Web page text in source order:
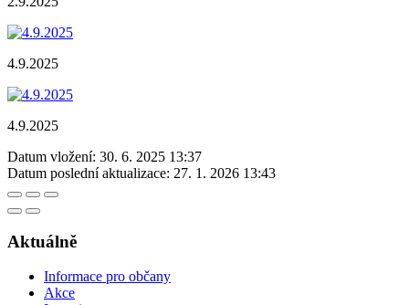
4.9.2025
4.9.2025
Datum vložení: 30. 6. 2025 13:37
Datum poslední aktualizace: 27. 1. 2026 13:43
Aktuálně
Informace pro občany
Akce